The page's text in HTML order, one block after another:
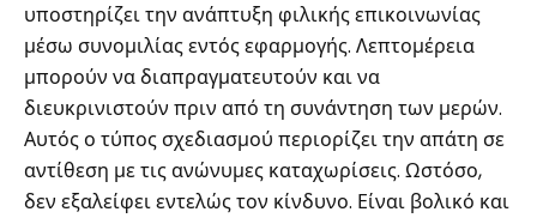
υποστηρίζει την ανάπτυξη φιλικής επικοινωνίας
μέσω συνομιλίας εντός εφαρμογής. Λεπτομέρεια
μπορούν να διαπραγματευτούν και να
διευκρινιστούν πριν από τη συνάντηση των μερών.
Αυτός ο τύπος σχεδιασμού περιορίζει την απάτη σε
αντίθεση με τις ανώνυμες καταχωρίσεις. Ωστόσο,
δεν εξαλείφει εντελώς τον κίνδυνο. Είναι βολικό και